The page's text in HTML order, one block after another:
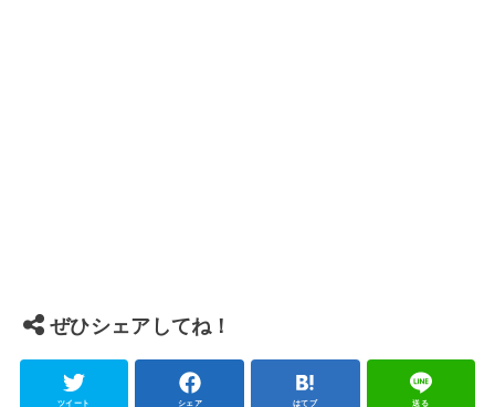
ぜひシェアしてね！
ツイート シェア はてブ 送る